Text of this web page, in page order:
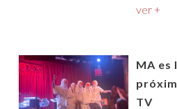
ver +
MA es
TV